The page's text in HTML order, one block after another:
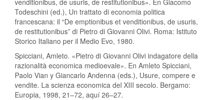
venditionibus, de usuris, de restitutionibus». En Giacomo
Todeschini (ed.), Un trattato di economia politica
francescana: il “De emptionibus et venditionibus, de usuris,
de restitutionibus” di Pietro di Giovanni Olivi. Roma: Istituto
Storico Italiano per il Medio Evo, 1980.
Spicciani, Amleto. «Pietro di Giovanni Olivi indagatore della
razionalità economica medioevale». En Amleto Spicciani,
Paolo Vian y Giancarlo Andenna (eds.), Usure, compere e
vendite. La scienza economica del XIII secolo. Bergamo:
Europia, 1998, 21–72, aquí 26–27.